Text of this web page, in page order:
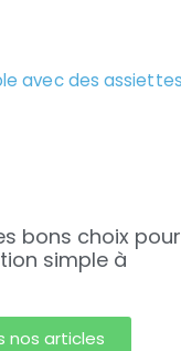
bons choix pour
simple à
nos articles